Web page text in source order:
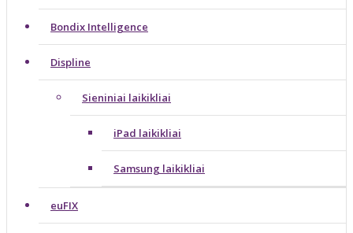
Bondix Intelligence
Displine
Sieniniai laikikliai
iPad laikikliai
Samsung laikikliai
euFIX